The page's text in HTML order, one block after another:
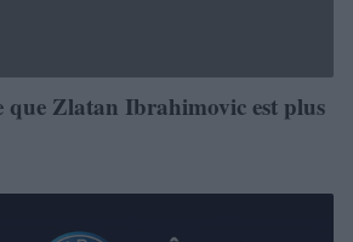
que Zlatan Ibrahimovic est plus